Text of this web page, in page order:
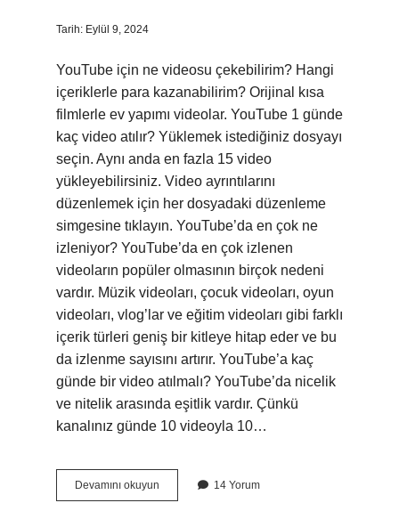
Tarih: Eylül 9, 2024
YouTube için ne videosu çekebilirim? Hangi
içeriklerle para kazanabilirim? Orijinal kısa
filmlerle ev yapımı videolar. YouTube 1 günde
kaç video atılır? Yüklemek istediğiniz dosyayı
seçin. Aynı anda en fazla 15 video
yükleyebilirsiniz. Video ayrıntılarını
düzenlemek için her dosyadaki düzenleme
simgesine tıklayın. YouTube’da en çok ne
izleniyor? YouTube’da en çok izlenen
videoların popüler olmasının birçok nedeni
vardır. Müzik videoları, çocuk videoları, oyun
videoları, vlog’lar ve eğitim videoları gibi farklı
içerik türleri geniş bir kitleye hitap eder ve bu
da izlenme sayısını artırır. YouTube’a kaç
günde bir video atılmalı? YouTube’da nicelik
ve nitelik arasında eşitlik vardır. Çünkü
kanalınız günde 10 videoyla 10…
Devamını okuyun
Youtube
14 Yorum